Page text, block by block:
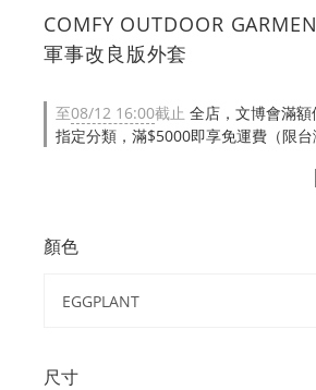
COMFY OUTDOOR
軍事改良版外套
至08/12 16:00截止 全店，文博會滿額
指定分類，滿$5000即享免運費（限台
顏色
尺寸